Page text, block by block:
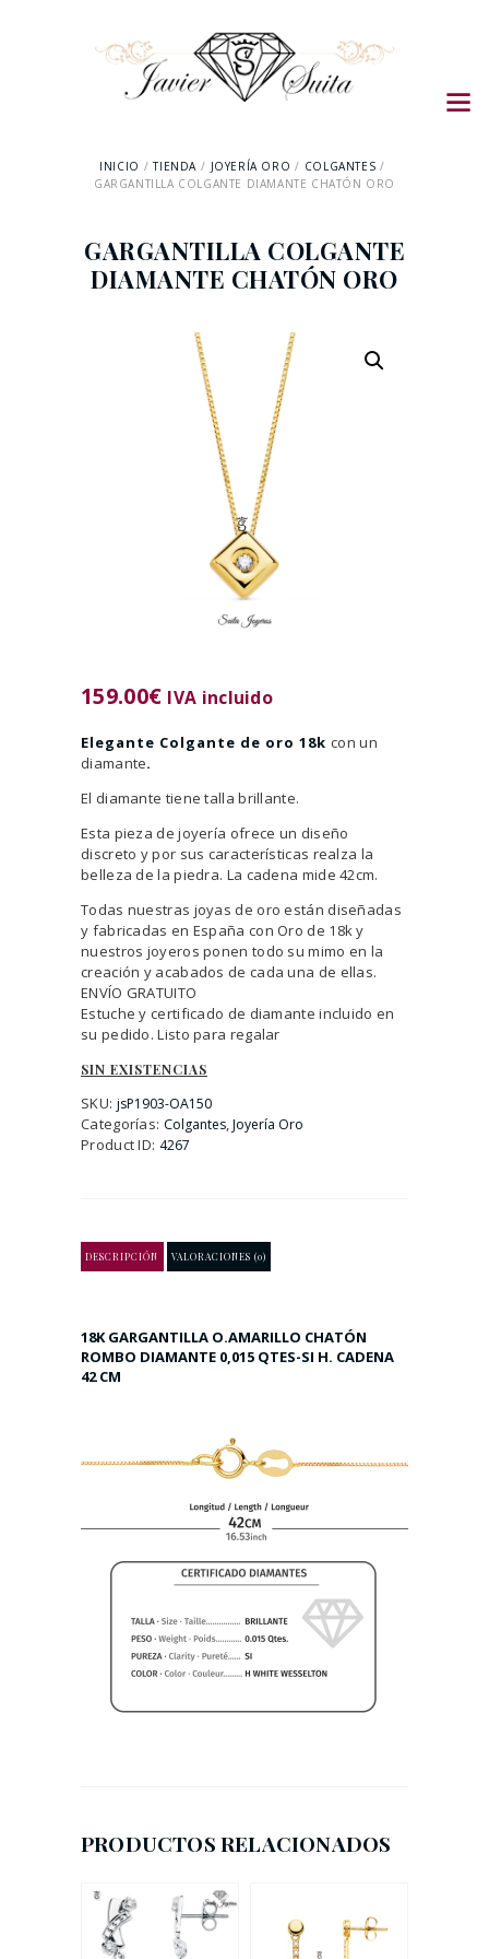
INICIO TIENDA JOYERÍA ORO
COLGANTES
GARGANTILLA COLGANTE DIAMANTE CHATÓN ORO
GARGANTILLA COLGANTE
DIAMANTE CHATÓN ORO
159.00€ IVA incluido
Elegante Colgante de oro 18k con un
diamante.
El diamante tiene talla brillante.
Esta pieza de joyería ofrece un diseño
discreto y por sus características realza la
belleza de la piedra. La cadena mide 42cm.
Todas nuestras joyas de oro están diseñadas
y fabricadas en España con Oro de 18k y
nuestros joyeros ponen todo su mimo en la
creación y acabados de cada una de ellas.
ENVÍO GRATUITO
Estuche y certificado de diamante incluido en
su pedido. Listo para regalar
SIN EXISTENCIAS
SKU: jsP1903-OA150
Categorías: Colgantes,Joyería Oro
Product ID: 4267
DESCRIPCIÓN VALORACIONES (0)
18K GARGANTILLA O.AMARILLO CHATÓN
ROMBO DIAMANTE 0,015 QTES-SI H. CADENA
42 CM
PRODUCTOS RELACIONADOS